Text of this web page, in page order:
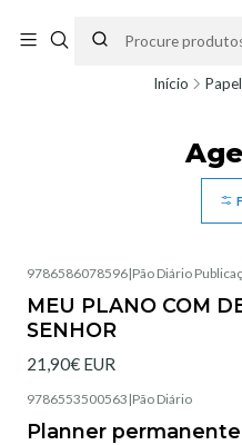
partir do dia 11 de Agosto, às 10H.
Início
9786586078596|Pão Diário
MEU PLANO COM
SENHOR
21,90€ EUR
9786553500563 |Pão Diário
Planner